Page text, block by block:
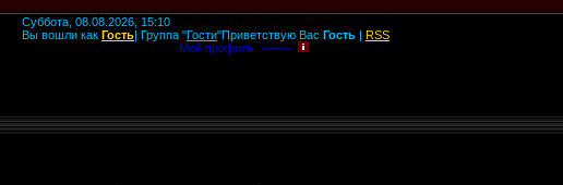
Суббота, 08.08.2026, 15:10
Вы вошли как Гость| Группа "Гости"Приветствую Вас Гость | RSS
Мой профиль -------